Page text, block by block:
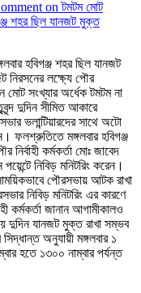
on টমটম মোট
শহর ছিল যানজট মুক্ত
হবিগঞ্জ শহর ছিল যানজট
নিরসনের লক্ষ্যে পৌর
মোট সংখ্যার অর্ধেক টমটম না
দুদিন সীমিত আকারে
ভলান্টিয়ারদের সাথে অটো
ফলশ্রুতিতে মঙ্গলবার হবিগঞ্জ
কর্মকর্তা মোঃ জাবেদ
নিবিড় মনিটরিং করেন।
পৌরসভায় আটক রাখা
নিবিড় মনিটরিং এর কারণে
কর্মকর্তা জানান আগামীকালও
দুদিন যানজট মুক্ত রাখা সম্ভব
অনুযায়ী মঙ্গলবার ১
হতে ১৩০০ নাম্বার পর্যন্ত